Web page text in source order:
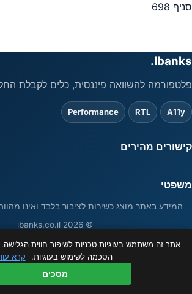
סניף 698
Ibanks.
פלטפורמה להשוואה פיננסית, כלים לקבלת
A11y
RTL
Performance
קישורים מהירים
משפטי
המידע באתר מוצג כשירות לציבור בלבד ואינו
© 2026 ibanks.co.il
אתר זה משתמש בעוגיות טכניות לשיפור חווית
הסכמה לשימוש בעוגיות.
קרא
מסכים